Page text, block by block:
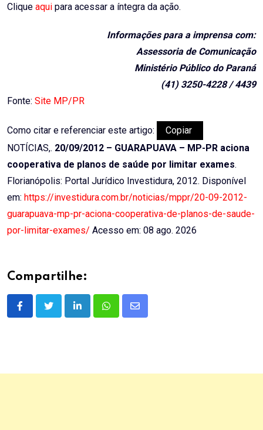
Clique aqui para acessar a íntegra da ação.
Informações para a imprensa com:
Assessoria de Comunicação
Ministério Público do Paraná
(41) 3250-4228 / 4439
Fonte: Site MP/PR
Como citar e referenciar este artigo:
Copiar
NOTÍCIAS,. 20/09/2012 – GUARAPUAVA – MP-PR aciona
cooperativa de planos de saúde por limitar exames.
Florianópolis: Portal Jurídico Investidura, 2012. Disponível
em: https://investidura.com.br/noticias/mppr/20-09-2012-
guarapuava-mp-pr-aciona-cooperativa-de-planos-de-saude-
por-limitar-exames/ Acesso em: 08 ago. 2026
Compartilhe:
LinkedInWhatsappShare